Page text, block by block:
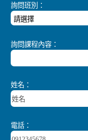
詢問班別：
詢問課程內容：
姓名：
電話：